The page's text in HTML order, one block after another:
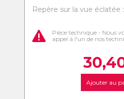
Repère sur la vue éclatée
Pièce technique - Nous
appel à l'un de nos
Ajouter au